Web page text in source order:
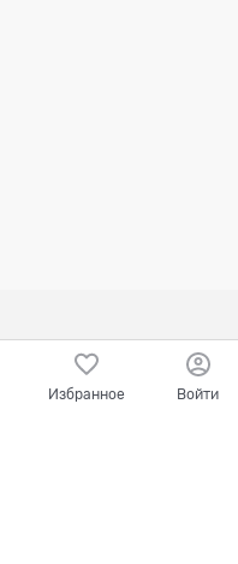
Избранное Войти